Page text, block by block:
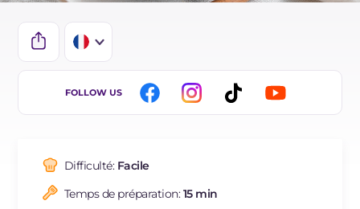
IT
ES
BR
FOLLOW US
Difficulté: Facile
Temps de préparation:15 min